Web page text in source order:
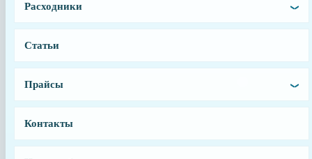
Расходники
Статьи
Прайсы
Контакты